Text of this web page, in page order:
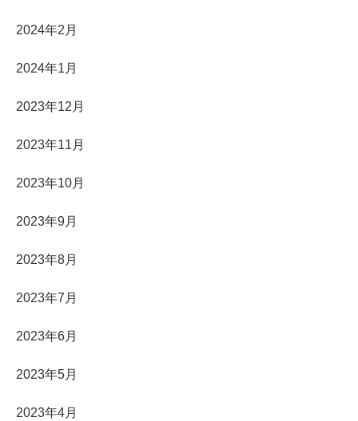
2024年2月
2024年1月
2023年12月
2023年11月
2023年10月
2023年9月
2023年8月
2023年7月
2023年6月
2023年5月
2023年4月